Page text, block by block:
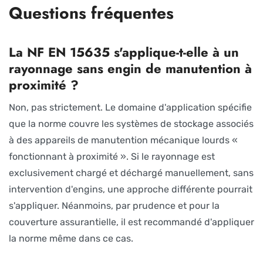
Questions fréquentes
La NF EN 15635 s'applique-t-elle à un
rayonnage sans engin de manutention à
proximité ?
Non, pas strictement. Le domaine d'application spécifie
que la norme couvre les systèmes de stockage associés
à des appareils de manutention mécanique lourds «
fonctionnant à proximité ». Si le rayonnage est
exclusivement chargé et déchargé manuellement, sans
intervention d'engins, une approche différente pourrait
s'appliquer. Néanmoins, par prudence et pour la
couverture assurantielle, il est recommandé d'appliquer
la norme même dans ce cas.